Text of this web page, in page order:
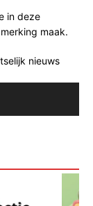
in deze
maak.
nieuws